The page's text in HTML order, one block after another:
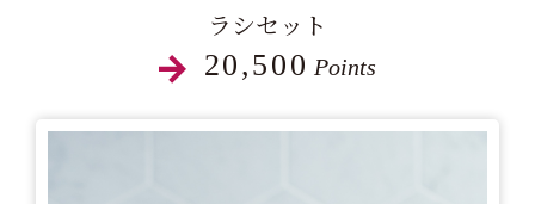
ラシセット
20,500 Points